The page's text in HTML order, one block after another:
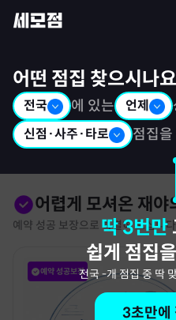
어떤 점집 찾으시나
전국 에 있는 언제
신점·사주·타로 점집
딱 3번만
쉽게 점집
전국-개 점집 중 딱
3초만에
어렵게 모셔온 재야
예약 성공 보장으로 특별히 모십니
예약 성공보장